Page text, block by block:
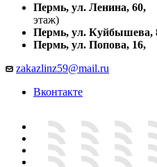
Пермь, ул. Ленина, 60,
этаж)
Пермь, ул. Куйбышева,
Пермь, ул. Попова, 16,
zakazlinz59@mail.ru
Вконтакте